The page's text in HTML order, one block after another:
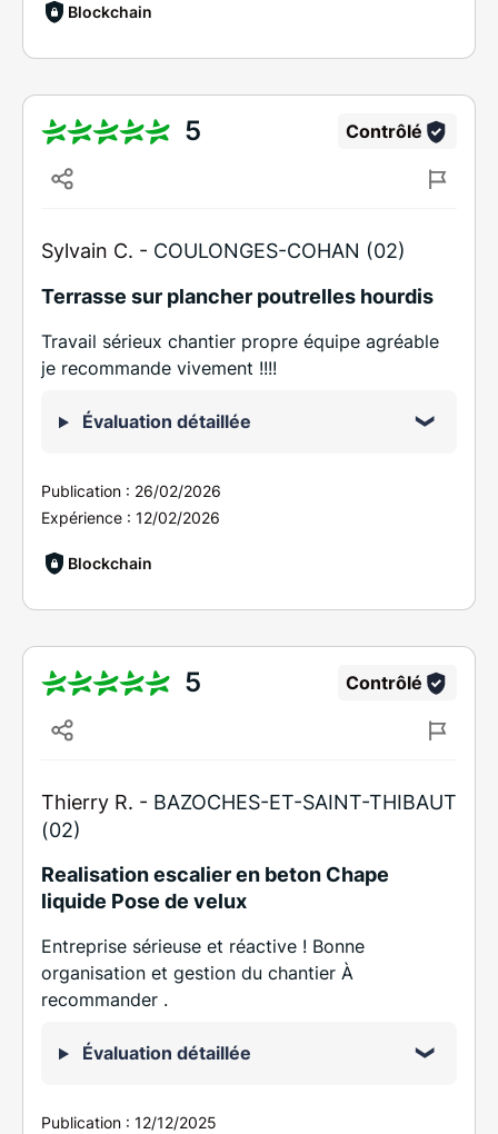
Blockchain
5 Contrôlé
Sylvain C. - COULONGES-COHAN (02)
Terrasse sur plancher poutrelles hourdis
Travail sérieux chantier propre équipe agréable
je recommande vivement !!!!
Évaluation détaillée
Publication : 26/02/2026
Expérience : 12/02/2026
Blockchain
5 Contrôlé
Thierry R. - BAZOCHES-ET-SAINT-THIBAUT
(02)
Realisation escalier en beton Chape
liquide Pose de velux
Entreprise sérieuse et réactive ! Bonne
organisation et gestion du chantier À
recommander .
Évaluation détaillée
Publication : 12/12/2025